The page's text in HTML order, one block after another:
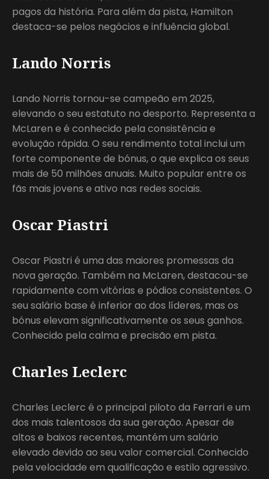
pagos da história. Para além da pista, Hamilton
destaca-se pelos negócios e influência global.
Lando Norris
Lando Norris tornou-se campeão em 2025,
elevando o seu estatuto no desporto. Representa a
McLaren e é conhecido pela consistência e
evolução rápida. O seu rendimento total inclui um
forte componente de bónus, o que explica os seus
mais de 50 milhões anuais. Muito popular entre os
fãs mais jovens e ativo nas redes sociais.
Oscar Piastri
Oscar Piastri é uma das maiores promessas da
nova geração. Também na McLaren, destacou-se
rapidamente com vitórias e pódios consistentes. O
seu salário base é inferior ao dos líderes, mas os
bónus elevam significativamente os seus ganhos.
Conhecido pela calma e precisão em pista.
Charles Leclerc
Charles Leclerc é o principal piloto da Ferrari e um
dos mais talentosos da sua geração. Apesar de
altos e baixos recentes, mantém um salário
elevado devido ao seu valor comercial. Conhecido
pela velocidade em qualificação e estilo agressivo.